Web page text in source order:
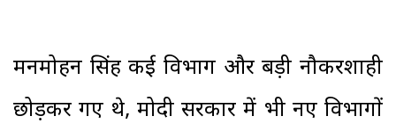
मनमोहन सिंह कई विभाग और बड़ी नौकरशाही
छोड़कर गए थे, मोदी सरकार में भी नए विभागों